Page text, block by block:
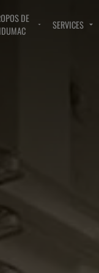
DE
SERVICES